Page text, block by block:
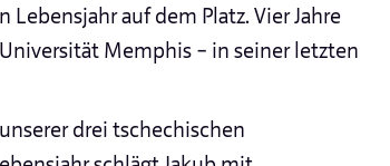
auf dem Platz. Vier Jahre
Memphis – in seiner letzten
drei tschechischen